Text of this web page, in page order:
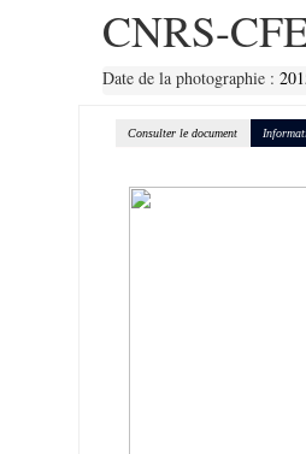
CNRS-
Date de la photographie :
Consulter le document